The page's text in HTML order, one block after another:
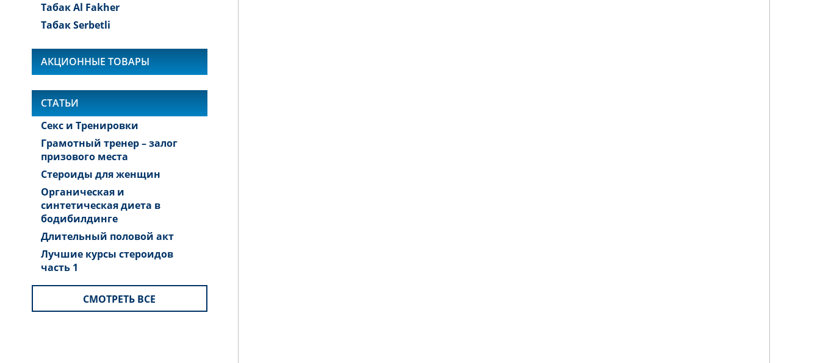
Табак Al Fakher
Табак Serbetli
АКЦИОННЫЕ ТОВАРЫ
СТАТЬИ
Секс и Тренировки
Грамотный тренер – залог
призового места
Стероиды для женщин
Органическая и
синтетическая диета в
бодибилдинге
Длительный половой акт
Лучшие курсы стероидов
часть 1
СМОТРЕТЬ ВСЕ